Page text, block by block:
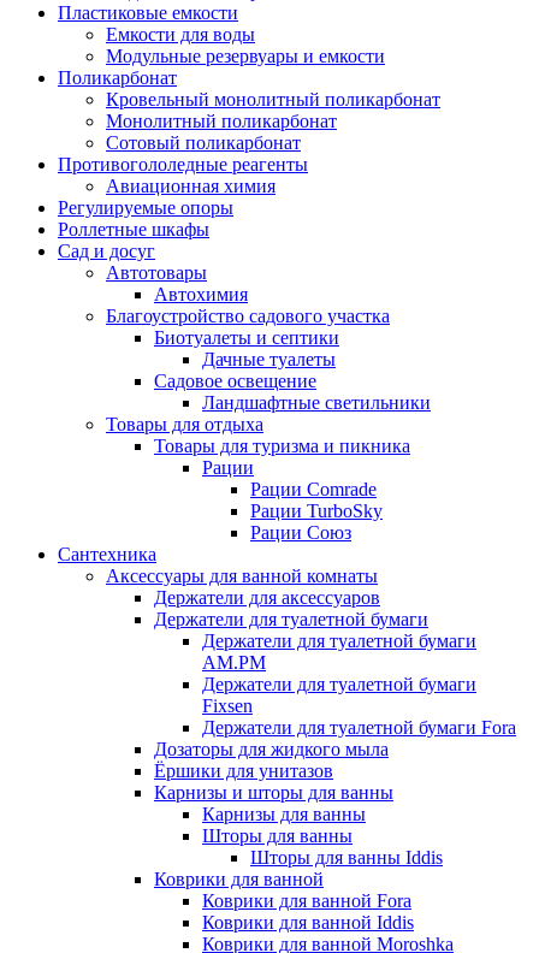
Пластиковые емкости
Емкости для воды
Модульные резервуары и емкости
Поликарбонат
Кровельный монолитный поликарбонат
Монолитный поликарбонат
Сотовый поликарбонат
Противогололедные реагенты
Авиационная химия
Регулируемые опоры
Роллетные шкафы
Сад и досуг
Автотовары
Автохимия
Благоустройство садового участка
Биотуалеты и септики
Дачные туалеты
Садовое освещение
Ландшафтные светильники
Товары для отдыха
Товары для туризма и пикника
Рации
Рации Comrade
Рации TurboSky
Рации Союз
Сантехника
Аксессуары для ванной комнаты
Держатели для аксессуаров
Держатели для туалетной бумаги
Держатели для туалетной бумаги
AM.PM
Держатели для туалетной бумаги
Fixsen
Держатели для туалетной бумаги Fora
Дозаторы для жидкого мыла
Ёршики для унитазов
Карнизы и шторы для ванны
Карнизы для ванны
Шторы для ванны
Шторы для ванны Iddis
Коврики для ванной
Коврики для ванной Fora
Коврики для ванной Iddis
Коврики для ванной Moroshka